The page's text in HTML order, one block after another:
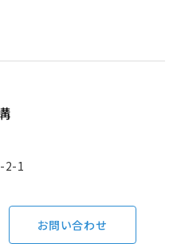
2-1
お問い合わせ